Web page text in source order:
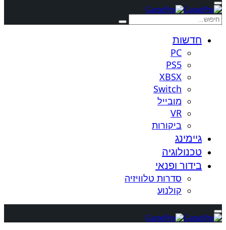
חדשות
PC
PS5
XBSX
Switch
מובייל
VR
ביקורות
גיימינג
טכנולוגיה
בידור ופנאי
סדרות טלוויזיה
קולנוע